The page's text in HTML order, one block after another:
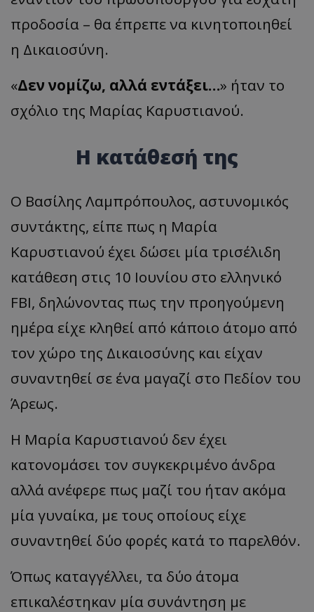
προδοσία – θα έπρεπε να κινητοποιηθεί
η Δικαιοσύνη.
«Δεν νομίζω, αλλά εντάξει…» ήταν το
σχόλιο της Μαρίας Καρυστιανού.
Η κατάθεσή της
Ο Βασίλης Λαμπρόπουλος, αστυνομικός
συντάκτης, είπε πως η Μαρία
Καρυστιανού έχει δώσει μία τρισέλιδη
κατάθεση στις 10 Ιουνίου στο ελληνικό
FBI, δηλώνοντας πως την προηγούμενη
ημέρα είχε κληθεί από κάποιο άτομο από
τον χώρο της Δικαιοσύνης και είχαν
συναντηθεί σε ένα μαγαζί στο Πεδίον του
Άρεως.
Η Μαρία Καρυστιανού δεν έχει
κατονομάσει τον συγκεκριμένο άνδρα
αλλά ανέφερε πως μαζί του ήταν ακόμα
μία γυναίκα, με τους οποίους είχε
συναντηθεί δύο φορές κατά το παρελθόν.
Όπως καταγγέλλει, τα δύο άτομα
επικαλέστηκαν μία συνάντηση με